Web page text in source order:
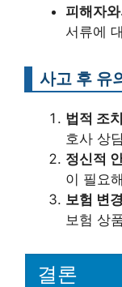
피해자
서류에
사고 후 유
법적 조치
호사 상
정신적
이 필요
보험 변
보험 상
결론